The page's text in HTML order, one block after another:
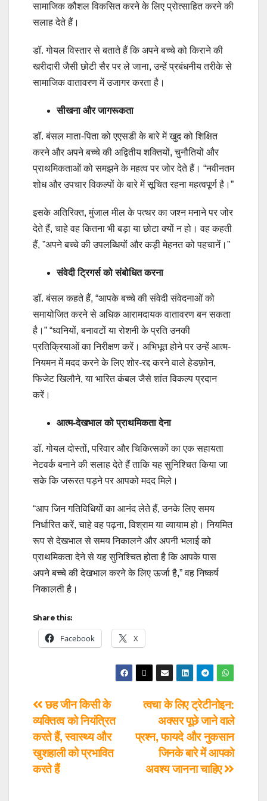
सामाजिक कौशल विकसित करने के लिए प्रोत्साहित करने की
सलाह देते हैं।
डॉ. गोयल विस्तार से बताते हैं कि अपने बच्चे को किराने की
खरीदारी जैसी छोटी सैर पर ले जाना, उन्हें प्रबंधनीय तरीके से
सामाजिक वातावरण में उजागर करता है।
सीखना और जागरूकता
डॉ. बंसल माता-पिता को एएसडी के बारे में खुद को शिक्षित
करने और अपने बच्चे की अद्वितीय शक्तियों, चुनौतियों और
प्राथमिकताओं को समझने के महत्व पर जोर देते हैं। “नवीनतम
शोध और उपचार विकल्पों के बारे में सूचित रहना महत्वपूर्ण है।”
इसके अतिरिक्त, मुंजाल मील के पत्थर का जश्न मनाने पर जोर
देते हैं, चाहे वह कितना भी बड़ा या छोटा क्यों न हो। वह कहती
हैं, ”अपने बच्चे की उपलब्धियों और कड़ी मेहनत को पहचानें।”
संवेदी ट्रिगर्स को संबोधित करना
डॉ. बंसल कहते हैं, “आपके बच्चे की संवेदी संवेदनाओं को
समायोजित करने से अधिक आरामदायक वातावरण बन सकता
है।” “ध्वनियों, बनावटों या रोशनी के प्रति उनकी
प्रतिक्रियाओं का निरीक्षण करें। अभिभूत होने पर उन्हें आत्म-
नियमन में मदद करने के लिए शोर-रद्द करने वाले हेडफ़ोन,
फिजेट खिलौने, या भारित कंबल जैसे शांत विकल्प प्रदान
करें।
आत्म-देखभाल को प्राथमिकता देना
डॉ. गोयल दोस्तों, परिवार और चिकित्सकों का एक सहायता
नेटवर्क बनाने की सलाह देते हैं ताकि यह सुनिश्चित किया जा
सके कि जरूरत पड़ने पर आपको मदद मिले।
“आप जिन गतिविधियों का आनंद लेते हैं, उनके लिए समय
निर्धारित करें, चाहे वह पढ़ना, विश्राम या व्यायाम हो। नियमित
रूप से देखभाल से समय निकालने और अपनी भलाई को
प्राथमिकता देने से यह सुनिश्चित होता है कि आपके पास
अपने बच्चे की देखभाल करने के लिए ऊर्जा है,” वह निष्कर्ष
निकालती है।
Share this:
Facebook X
त्वचा के लिए ट्रेटीनोइन:
अक्सर पूछे जाने वाले
प्रश्न, फायदे और नुकसान
जिनके बारे में आपको
अवश्य जानना चाहिए
छह जीन किसी के
व्यक्तित्व को नियंत्रित
करते हैं, स्वास्थ्य और
खुशहाली को प्रभावित
करते हैं